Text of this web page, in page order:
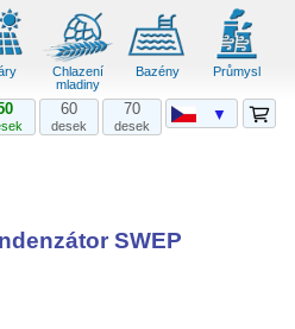
Chlazení
mladiny
Bazény Průmysl
60
desek
70
desek
SWEP
▼